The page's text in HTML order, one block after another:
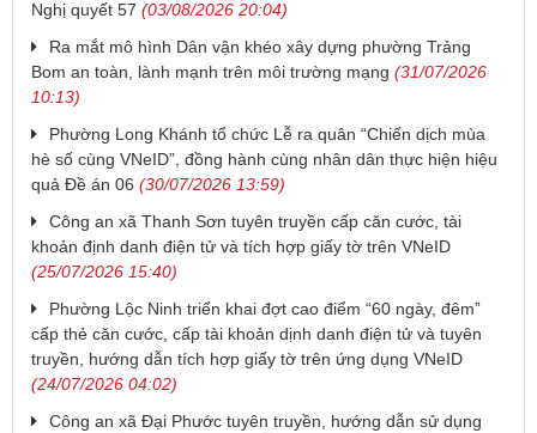
Nghị quyết 57 (03/08/2026 20:04)
Ra mắt mô hình Dân vận khéo xây dựng phường Trảng
Bom an toàn, lành mạnh trên môi trường mạng (31/07/2026
10:13)
Phường Long Khánh tổ chức Lễ ra quân “Chiến dịch mùa
hè số cùng VNeID”, đồng hành cùng nhân dân thực hiện hiệu
quả Đề án 06 (30/07/2026 13:59)
Công an xã Thanh Sơn tuyên truyền cấp căn cước, tài
khoản định danh điện tử và tích hợp giấy tờ trên VNeID
(25/07/2026 15:40)
Phường Lộc Ninh triển khai đợt cao điểm “60 ngày, đêm”
cấp thẻ căn cước, cấp tài khoản dịnh danh điện tử và tuyên
truyền, hướng dẫn tích hợp giấy tờ trên ứng dụng VNeID
(24/07/2026 04:02)
Công an xã Đại Phước tuyên truyền, hướng dẫn sử dụng